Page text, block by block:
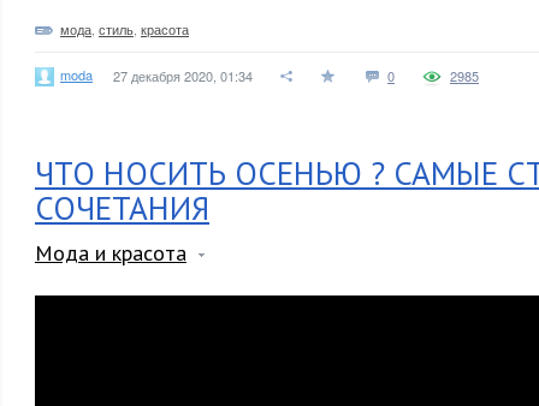
мода стиль красота
moda 27 декабря 2020, 01:34 0 2985
ЧТО НОСИТЬ ОСЕНЬЮ ? САМЫЕ
СОЧЕТАНИЯ
Мода и красота